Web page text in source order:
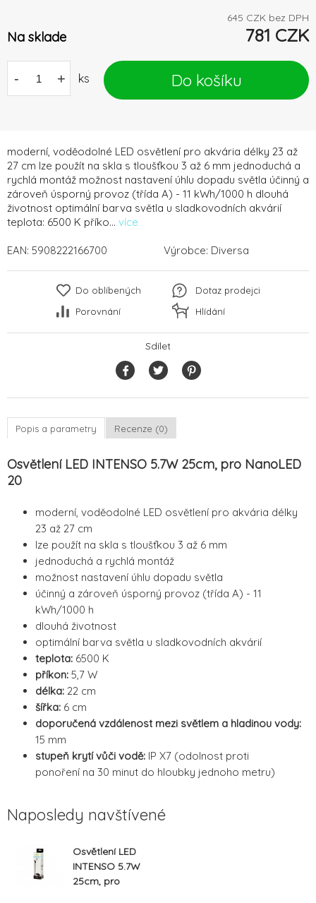
moderní, voděodolné LED osvětlení pro akvária délky 23 až
27 cm lze použít na skla s tloušťkou 3 až 6 mm jednoduchá a
rychlá montáž možnost nastavení úhlu dopadu světla účinný a
zároveň úsporný provoz (třída A) - 11 kWh/1000 h dlouhá
životnost optimální barva světla u sladkovodních akvárií
teplota: 6500 K příko... více
645 CZK bez DPH
Na sklade 781 CZK
- + ks Do košíku
EAN: 5908222166700 Výrobce: Diversa
Do oblíbených
Porovnání
Dotaz prodejci
Hlídání
Sdílet
Popis a parametry Recenze (0)
Osvětlení LED INTENSO 5.7W 25cm, pro NanoLED
20
moderní, voděodolné LED osvětlení pro akvária délky
23 až 27 cm
lze použít na skla s tloušťkou 3 až 6 mm
jednoduchá a rychlá montáž
možnost nastavení úhlu dopadu světla
účinný a zároveň úsporný provoz (třída A) - 11
kWh/1000 h
dlouhá životnost
optimální barva světla u sladkovodních akvárií
teplota: 6500 K
příkon: 5,7 W
délka: 22 cm
šířka: 6 cm
doporučená vzdálenost mezi světlem a hladinou vody:
15 mm
stupeň krytí vůči vodě: IP X7 (odolnost proti
ponoření na 30 minut do hloubky jednoho metru)
Naposledy navštívené
Osvětlení LED
INTENSO 5.7W
25cm, pro